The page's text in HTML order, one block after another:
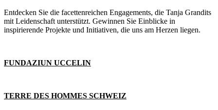
Entdecken Sie die facettenreichen Engagements, die Tanja Grandits
mit Leidenschaft unterstützt. Gewinnen Sie Einblicke in
inspirierende Projekte und Initiativen, die uns am Herzen liegen.
FUNDAZIUN UCCELIN
TERRE DES HOMMES SCHWEIZ